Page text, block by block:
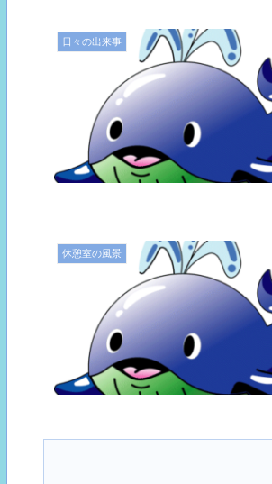
日々の出来事
休憩室の風景